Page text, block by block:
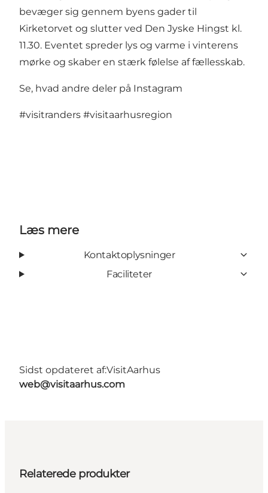
bevæger sig gennem byens gader til
Kirketorvet og slutter ved Den Jyske Hingst kl.
11.30. Eventet spreder lys og varme i vinterens
mørke og skaber en stærk følelse af fællesskab.
Se, hvad andre deler på Instagram
#visitranders #visitaarhusregion
Læs mere
Kontaktoplysninger
Faciliteter
Sidst opdateret af:VisitAarhus
web@visitaarhus.com
Relaterede produkter